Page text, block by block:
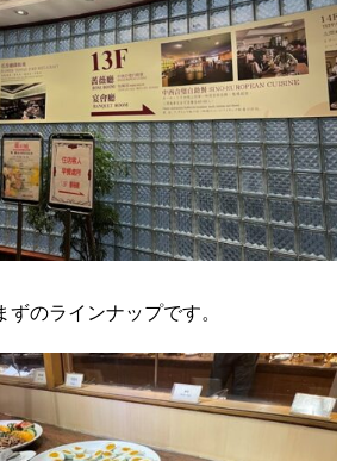
のラインナップです。